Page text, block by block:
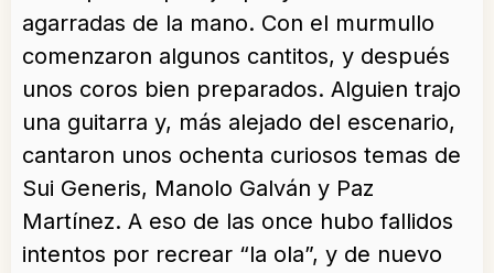
agarradas de la mano. Con el murmullo
comenzaron algunos cantitos, y después
unos coros bien preparados. Alguien trajo
una guitarra y, más alejado del escenario,
cantaron unos ochenta curiosos temas de
Sui Generis, Manolo Galván y Paz
Martínez. A eso de las once hubo fallidos
intentos por recrear “la ola”, y de nuevo